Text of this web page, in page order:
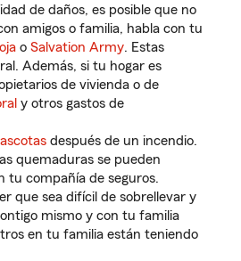
de daños, es posible que no
amigos o familia, habla con tu
o Salvation Army. Estas
Además, si tu hogar es
de vivienda o de
y otros gastos de
después de un incendio.
quemaduras se pueden
tu compañía de seguros.
que sea difícil de sobrellevar y
mismo y con tu familia
en tu familia están teniendo